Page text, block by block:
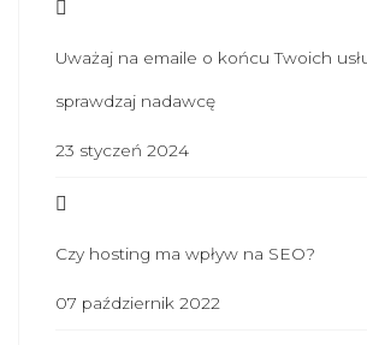
Uważaj na emaile o końcu Twoich
sprawdzaj nadawcę
23 styczeń 2024
Czy hosting ma wpływ na SEO?
07 październik 2022